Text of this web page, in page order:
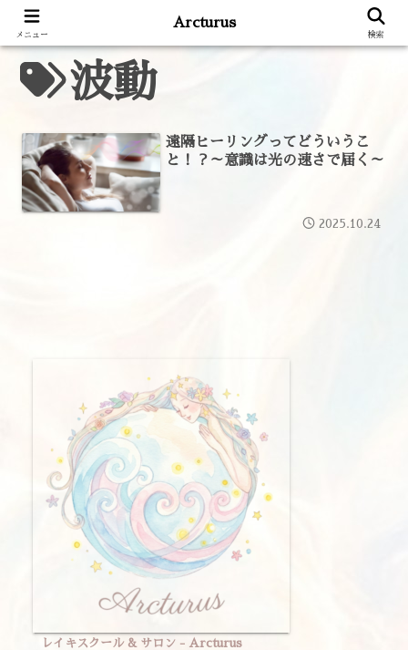
波動
遠隔ヒーリングってどういうこ
と！？～意識は光の速さで届く～
2025.10.24
レイキスクール & サロン - Arcturus
メニュー
Arcturus
検索